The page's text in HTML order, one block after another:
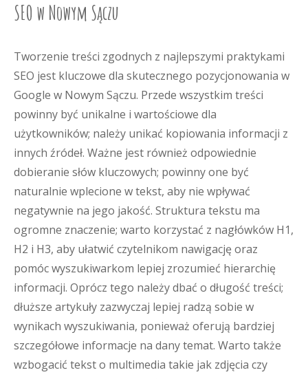
SEO w Nowym Sączu
Tworzenie treści zgodnych z najlepszymi praktykami
SEO jest kluczowe dla skutecznego pozycjonowania w
Google w Nowym Sączu. Przede wszystkim treści
powinny być unikalne i wartościowe dla
użytkowników; należy unikać kopiowania informacji z
innych źródeł. Ważne jest również odpowiednie
dobieranie słów kluczowych; powinny one być
naturalnie wplecione w tekst, aby nie wpływać
negatywnie na jego jakość. Struktura tekstu ma
ogromne znaczenie; warto korzystać z nagłówków H1,
H2 i H3, aby ułatwić czytelnikom nawigację oraz
pomóc wyszukiwarkom lepiej zrozumieć hierarchię
informacji. Oprócz tego należy dbać o długość treści;
dłuższe artykuły zazwyczaj lepiej radzą sobie w
wynikach wyszukiwania, ponieważ oferują bardziej
szczegółowe informacje na dany temat. Warto także
wzbogacić tekst o multimedia takie jak zdjęcia czy